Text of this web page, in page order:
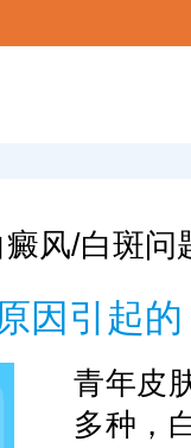
风/白斑问
因引起的
青年皮
多种，